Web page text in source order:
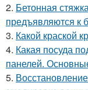
2. Бетонная
предъявляются к
3. Какой краской
4. Какая посуда
панелей.
5.